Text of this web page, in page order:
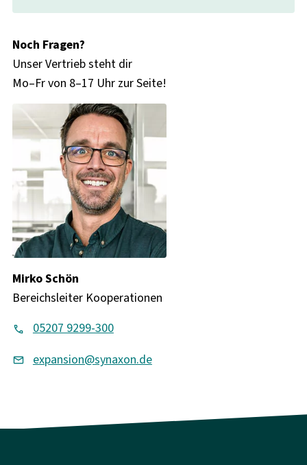
Noch Fragen?
Unser Vertrieb steht dir
Mo–Fr von 8–17 Uhr zur Seite!
Mirko Schön
Bereichsleiter Kooperationen
05207 9299-300
expansion@synaxon.de